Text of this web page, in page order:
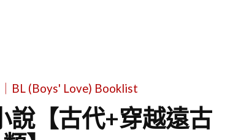
BL (Boys' Love) Booklist
說【古代+穿越遠古